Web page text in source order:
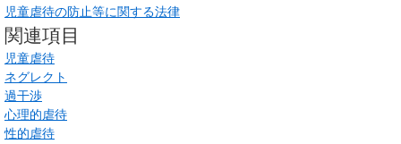
児童虐待の防止等に関する法律
関連項目
児童虐待
ネグレクト
過干渉
心理的虐待
性的虐待